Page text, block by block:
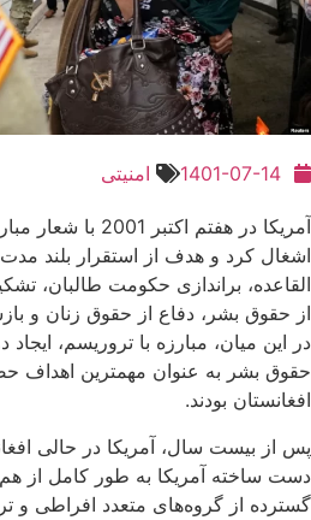
1401-07-14 امنیتی
آمریکا در هفتم
اشغال کرد و هدف از استقرار بلند
القاعده، براندازی حکومت طالبان،
از حقوق بشر، دفاع از حقوق زنان و
در این میان، مبارزه با تروریسم،
حقوق بشر به عنوان مهمترین اهداف
افغانستان بودند.
پس از بیست سال، آمریکا در حالی
دست ساخته آمریکا به طور کامل از
گسترده از گروه‌های متعدد افراطی و